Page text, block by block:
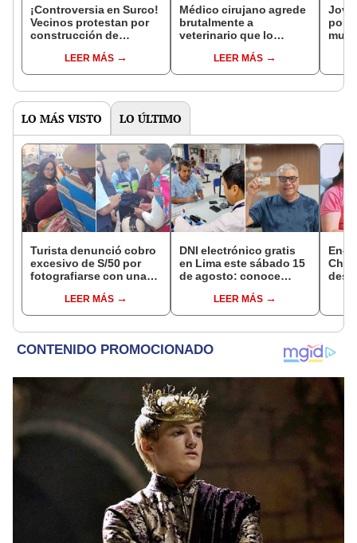
¡Controversia en Surco!
Vecinos protestan por
construcción de
cerca de sus hogares
LEER MÁS
Médico cirujano agrede
brutalmente a
veterinario que lo
abandonar ocho
cachorros en Surco
LEER MÁS
LO MÁS VISTO LO ÚLTIMO
Turista denunció cobro
excesivo de S/50 por
fotografiarse con una
serenazgo recuperó el
dinero
LEER MÁS
DNI electrónico gratis
en Lima este sábado 15
de agosto: conoce
acceder y qué
requisitos deben
LEER MÁS